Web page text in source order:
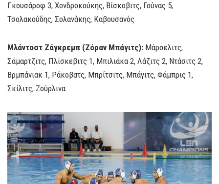
Γκουσάροφ 3, Χονδροκούκης, Βίσκοβιτς, Γούνας 5,
Τσολακούδης, Σολανάκης, Καβουσανός
Μλάντοστ Ζάγκρεμπ (Ζόραν Μπάγιτς): Μάρσελιτς,
Σάμαρτζιτς, Πλίσκεβιτς 1, Μπιλιάκα 2, Λάζιτς 2, Ντάσιτς 2,
Βρμπάνιακ 1, Ράκοβατς, Μπρίτσιτς, Μπάγιτς, Φάμπρις 1,
Σκίλιτς, Ζούρλινα